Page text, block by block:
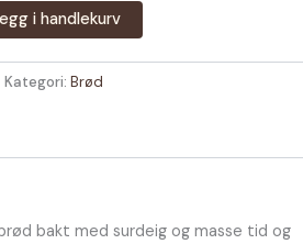
i handlekurv
Kategori: Brød
bakt med surdeig og masse tid og